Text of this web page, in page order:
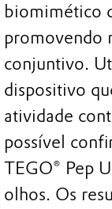
biomimético
promovendo
conjuntivo.
dispositivo
atividade
possível
TEGO® Pep
olhos. Os